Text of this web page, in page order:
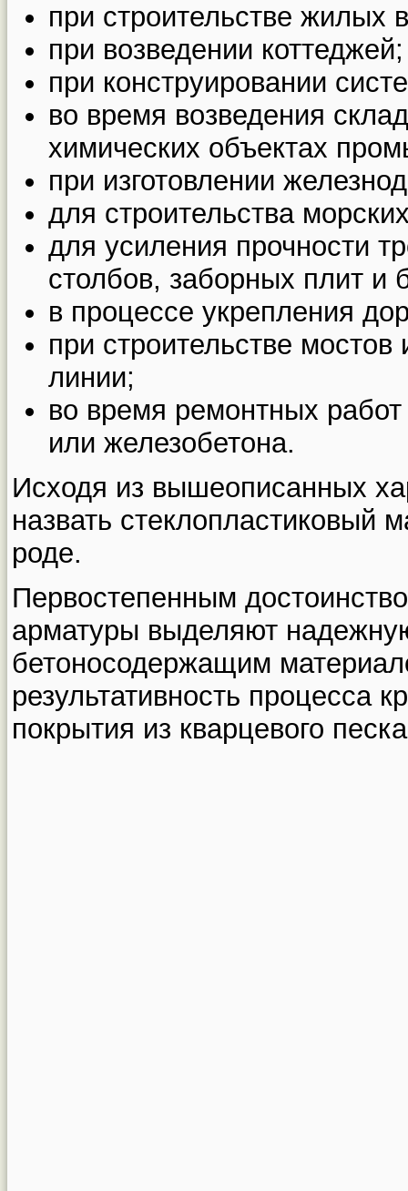
при строительстве жилых
при возведении коттеджей;
при конструировании
во время возведения
химических объектах
при изготовлении
для строительства
для усиления прочности
столбов, заборных плит и
в процессе укрепления
при строительстве
линии;
во время ремонтных
или железобетона.
Исходя из вышеописанных
назвать стеклопластиковый
роде.
Первостепенным
арматуры выделяют
бетоносодержащим
результативность процесса
покрытия из кварцевого